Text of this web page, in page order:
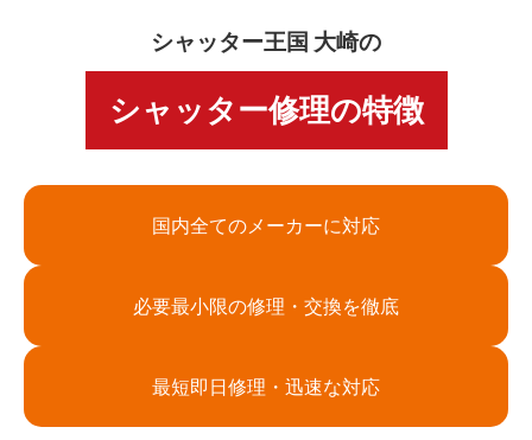
シャッター王国 大崎の
シャッター修理の特徴
国内全てのメーカーに対応
必要最小限の修理・交換を徹底
最短即日修理・迅速な対応